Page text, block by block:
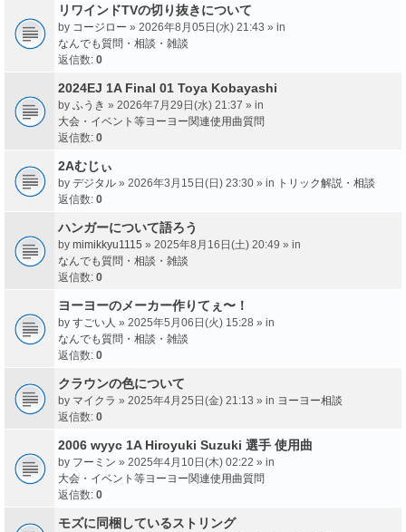
リワインドTVの切り抜きについて
by コージロー » 2026年8月05日(水) 21:43 » in
なんでも質問・相談・雑談
返信数: 0
2024EJ 1A Final 01 Toya Kobayashi
by ふうき » 2026年7月29日(水) 21:37 » in
大会・イベント等ヨーヨー関連使用曲質問
返信数: 0
2Aむじぃ
by デジタル » 2026年3月15日(日) 23:30 » in トリック解説・相談
返信数: 0
ハンガーについて語ろう
by mimikkyu1115 » 2025年8月16日(土) 20:49 » in
なんでも質問・相談・雑談
返信数: 0
ヨーヨーのメーカー作りてぇ〜！
by すごい人 » 2025年5月06日(火) 15:28 » in
なんでも質問・相談・雑談
返信数: 0
クラウンの色について
by マイクラ » 2025年4月25日(金) 21:13 » in ヨーヨー相談
返信数: 0
2006 wyyc 1A Hiroyuki Suzuki 選手 使用曲
by フーミン » 2025年4月10日(木) 02:22 » in
大会・イベント等ヨーヨー関連使用曲質問
返信数: 0
モズに同梱しているストリング